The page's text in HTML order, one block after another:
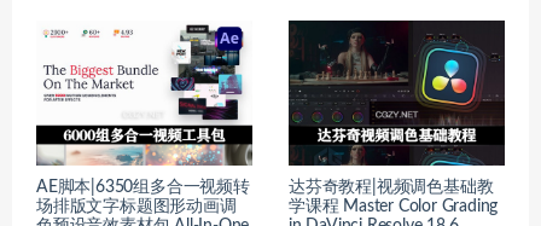
AE脚本|6350组多合一视频转
场排版文字标题图形动画调
达芬奇教程|视频调色基础教
学课程 Master Color Grading